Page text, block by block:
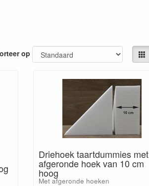
op
Driehoek taartdummies met
afgeronde hoek van 10 cm
hoog
Met afgeronde hoeken